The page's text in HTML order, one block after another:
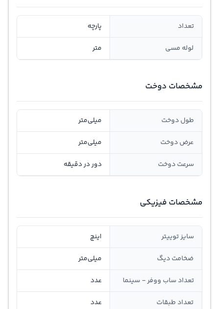
تعداد پارچه
لوله مسی متر
مشخصات دوخت
طول دوخت میلی‌متر
عرض دوخت میلی‌متر
سرعت دوخت دور در دقیقه
مشخصات فیزیکی
سایز توییتر اینچ
ضخامت دیگ میلی‌متر
تعداد ساب ووفر - سینما عدد
تعداد طبقات عدد